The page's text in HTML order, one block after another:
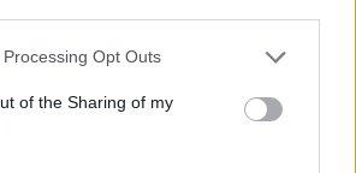
website/app uses one or more Google
or usage behaviour. You may click to
to Google and its third-party tags to
specified purposes in below Google
Opt Outs
of the Sharing of my
20th Birthday